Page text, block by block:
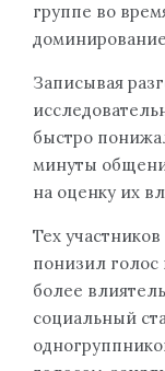
группе во
Записывая
быстро
минуты
на оценку их
Тех
понизил голос
более
социальный